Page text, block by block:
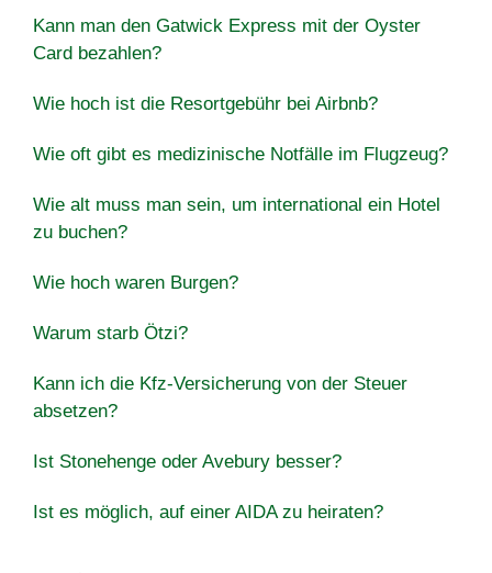
Kann man den Gatwick Express mit der Oyster
Card bezahlen?
Wie hoch ist die Resortgebühr bei Airbnb?
Wie oft gibt es medizinische Notfälle im Flugzeug?
Wie alt muss man sein, um international ein Hotel
zu buchen?
Wie hoch waren Burgen?
Warum starb Ötzi?
Kann ich die Kfz-Versicherung von der Steuer
absetzen?
Ist Stonehenge oder Avebury besser?
Ist es möglich, auf einer AIDA zu heiraten?